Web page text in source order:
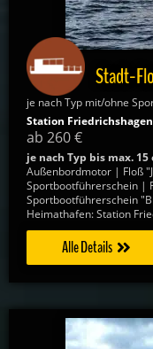
Stadt-
je nach Typ mit/ohne
Station Friedrichshagen
ab 260 €
je nach Typ bis max. 15
Außenbordmotor | Floß
Sportbootführerschein |
Sportbootführerschein
Heimathafen: Station
Alle Details